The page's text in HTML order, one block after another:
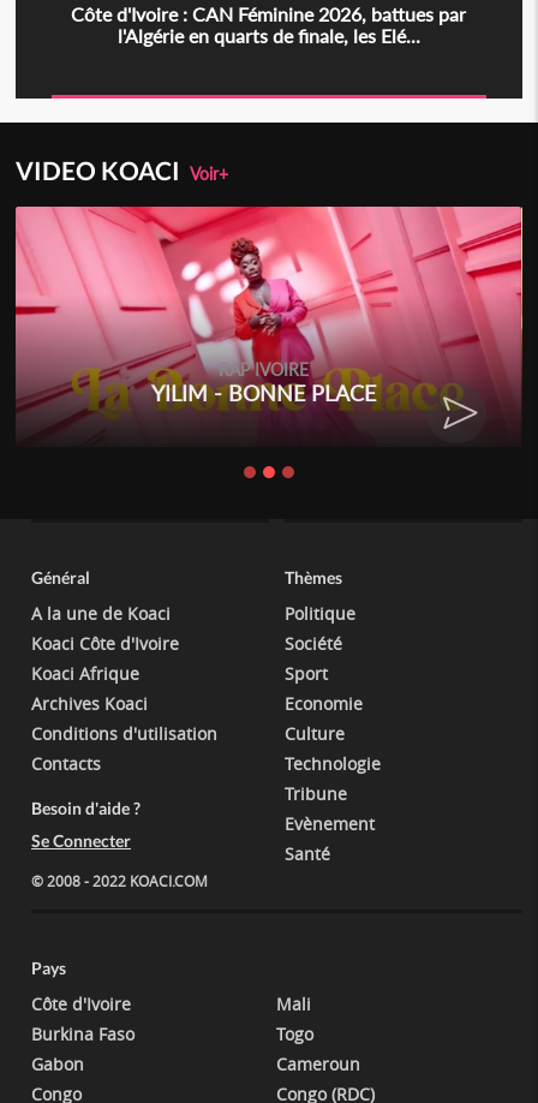
Côte d'Ivoire : CAN Féminine 2026, battues par
l'Algérie en quarts de finale, les Elé...
VIDEO KOACIVoir+
RAP IVOIRE
YILIM - BONNE PLACE
Général
A la une de Koaci
Koaci Côte d'Ivoire
Koaci Afrique
Archives Koaci
Conditions d'utilisation
Contacts
Besoin d'aide ?
Se Connecter
© 2008 - 2022 KOACI.COM
Thèmes
Politique
Société
Sport
Economie
Culture
Technologie
Tribune
Evènement
Santé
Pays
Côte d'Ivoire
Burkina Faso
Gabon
Congo
Mali
Togo
Cameroun
Congo (RDC)